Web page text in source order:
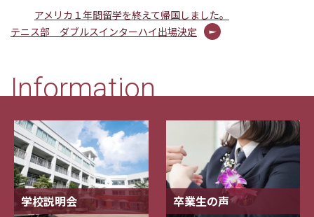
アメリカ１年間留学を終えて帰国しました。
テニス部 ダブルスインターハイ出場決定
Information
学校説明会 卒業生の声